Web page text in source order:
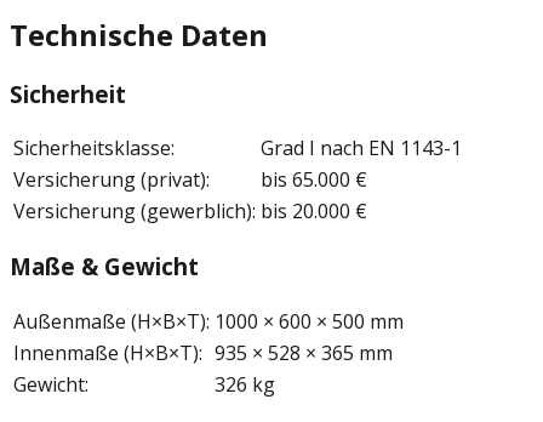
Technische Daten
Sicherheit
Sicherheitsklasse:
Grad I nach EN 1143-1
Versicherung (privat):
bis 65.000 €
Versicherung (gewerblich): bis 20.000 €
Maße & Gewicht
Außenmaße (H×B×T): 1000 × 600 × 500 mm
Innenmaße (H×B×T): 935 × 528 × 365 mm
Gewicht: 326 kg